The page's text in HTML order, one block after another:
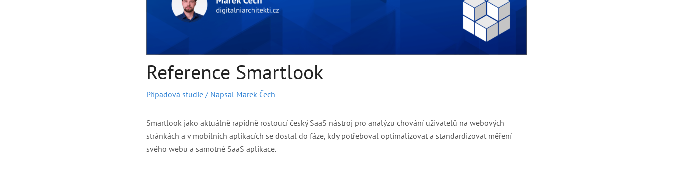
Reference Smartlook
Případová studie / Napsal Marek Čech
Smartlook jako aktuálně rapidně rostoucí český SaaS nástroj pro analýzu chování uživatelů na webových
stránkách a v mobilních aplikacích se dostal do fáze, kdy potřeboval optimalizovat a standardizovat měření
svého webu a samotné SaaS aplikace.